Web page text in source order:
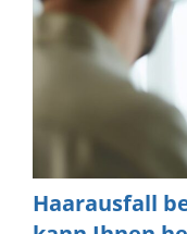
Haarausfall